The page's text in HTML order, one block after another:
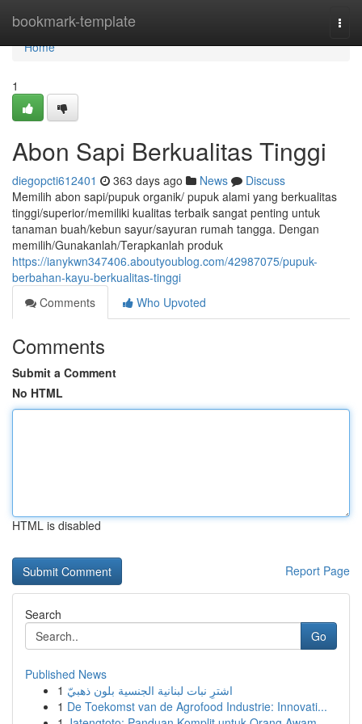
bookmark-template
Home
Home
1
Abon Sapi Berkualitas Tinggi
diegopcti612401 363 days ago News
Discuss
Memilih abon sapi/pupuk organik/ pupuk alami yang berkualitas
tinggi/superior/memiliki kualitas terbaik sangat penting untuk
tanaman buah/kebun sayur/sayuran rumah tangga. Dengan
memilih/Gunakanlah/Terapkanlah produk
https://ianykwn347406.aboutyoublog.com/42987075/pupuk-
berbahan-kayu-berkualitas-tinggi
Comments
Who Upvoted
Comments
Submit a Comment
No HTML
HTML is disabled
Report Page
Search
Go
Published News
1 اشترِ نبات لبنانية الجنسية بلون ذهبيّ
1 De Toekomst van de Agrofood Industrie: Innovati...